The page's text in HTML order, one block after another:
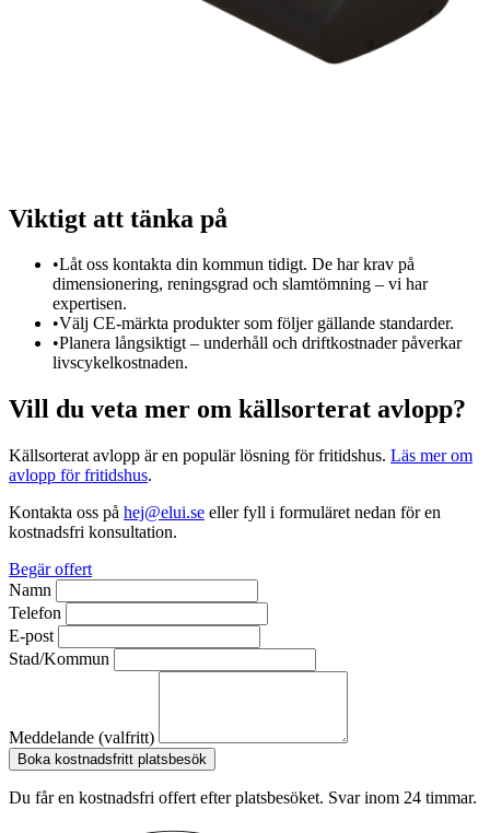
Viktigt att tänka på
•Låt oss kontakta din kommun tidigt. De har krav på
dimensionering, reningsgrad och slamtömning – vi har
expertisen.
•Välj CE-märkta produkter som följer gällande standarder.
•Planera långsiktigt – underhåll och driftkostnader påverkar
livscykelkostnaden.
Vill du veta mer om källsorterat avlopp?
Källsorterat avlopp är en populär lösning för fritidshus. Läs mer om
avlopp för fritidshus.
Kontakta oss på hej@elui.se eller fyll i formuläret nedan för en
kostnadsfri konsultation.
Begär offert
Namn
Telefon
E-post
Stad/Kommun
Meddelande (valfritt)
Boka kostnadsfritt platsbesök
Du får en kostnadsfri offert efter platsbesöket. Svar inom 24 timmar.